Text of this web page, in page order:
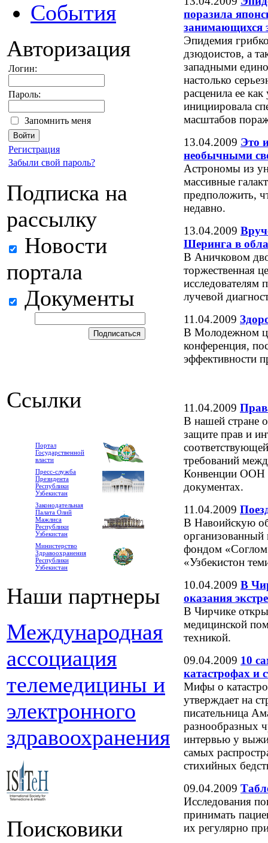
События
Авторизация
Логин:
Пароль:
Запомнить меня
Регистрация
Забыли свой пароль?
Подписка на
рассылку
Новости
портала
Документы
Ссылки
Портал
Государственной
власти
Пресс-служба
Президента
Республики
Узбекистан
Законодательная
Палата Олий
Мажлиса
Республики
Узбекистан
Министерство
Здравоохранения
Республики
Узбекистан
Наши партнеры
Международная
ассоциация
телемедицины и
электронного
здравоохранения
Поисковики
поразила
занимающихся
Эпидемия
дзюдоистов, а
западными
настолько
расценила ее
инициировала
масштабов
13.04.2009 Это
необычными
Астрономы из
массивные
предположить,
недавно.
13.04.2009
Шеринга в
В Аничковом
торжественная
исследователям
лучевой
11.04.2009
В Молодежном
конференция,
эффективности
11.04.2009
В нашей стране
защите прав и
требований
Конвенции ООН
документах.
11.04.2009
В Навоийскую
фондом «Соглом
«Узбекистон
10.04.2009 В
оказания
В Чирчике
медицинской
техникой.
09.04.2009 10
катастрофах и
Мифы о
утверждает на
писательница
разнообразных
интервью у
самых
стихийных
09.04.2009
Исследования
принимать
их регулярно